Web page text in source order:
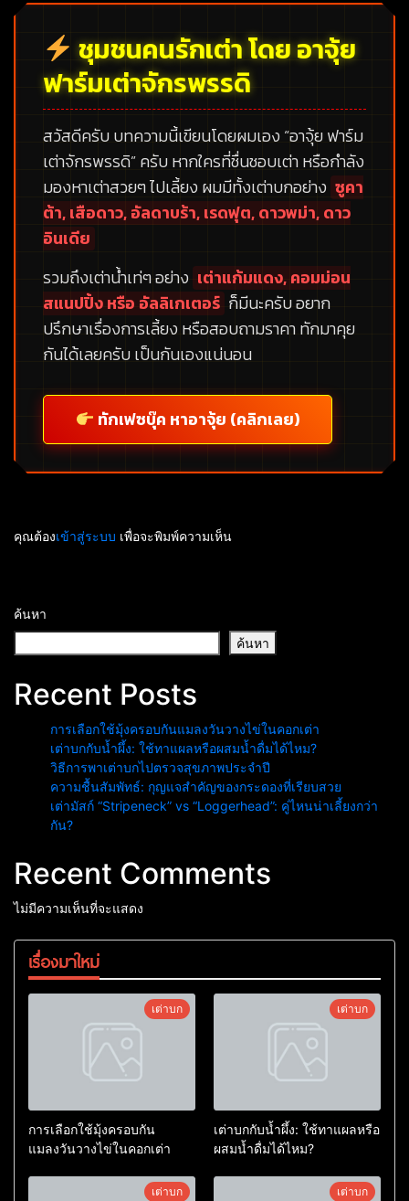
ชุมชนคนรักเต่า โดย อาจุ้ย
ฟาร์มเต่าจักรพรรดิ
สวัสดีครับ บทความนี้เขียนโดยผมเอง “อาจุ้ย ฟาร์ม
เต่าจักรพรรดิ”ครับ หากใครที่ชื่นชอบเต่า หรือกำลัง
มองหาเต่าสวยๆ ไปเลี้ยง ผมมีทั้งเต่าบกอย่าง ซูคา
ต้า, เสือดาว, อัลดาบร้า, เรดฟุต, ดาวพม่า, ดาว
อินเดีย
รวมถึงเต่าน้ำเท่ๆ อย่าง เต่าแก้มแดง, คอมม่อน
สแนปปิ้ง หรือ อัลลิเกเตอร์ ก็มีนะครับ อยาก
ปรึกษาเรื่องการเลี้ยง หรือสอบถามราคา ทักมาคุย
กันได้เลยครับ เป็นกันเองแน่นอน
ทักเฟซบุ๊ค หาอาจุ้ย (คลิกเลย)
คุณต้องเข้าสู่ระบบ เพื่อจะพิมพ์ความเห็น
ค้นหา
ค้นหา
Recent Posts
การเลือกใช้มุ้งครอบกันแมลงวันวางไข่ในคอกเต่า
เต่าบกกับน้ำผึ้ง: ใช้ทาแผลหรือผสมน้ำดื่มได้ไหม?
วิธีการพาเต่าบกไปตรวจสุขภาพประจำปี
ความชื้นสัมพัทธ์: กุญแจสำคัญของกระดองที่เรียบสวย
เต่ามัสก์ “Stripeneck” vs “Loggerhead”: คู่ไหนน่าเลี้ยงกว่า
กัน?
Recent Comments
ไม่มีความเห็นที่จะแสดง
เรื่องมาใหม่
เต่าบก
การเลือกใช้มุ้งครอบกัน
แมลงวันวางไข่ในคอกเต่า
เต่าบก
เต่าบกกับน้ำผึ้ง: ใช้ทาแผลหรือ
ผสมน้ำดื่มได้ไหม?
เต่าบก เต่าบก